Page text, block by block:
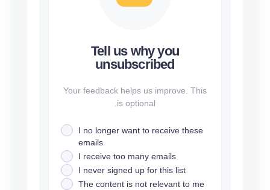
Tell us why you
unsubscribed
Your feedback helps us improve. This
is optional.
I no longer want to receive these
emails
I receive too many emails
I never signed up for this list
The content is not relevant to me